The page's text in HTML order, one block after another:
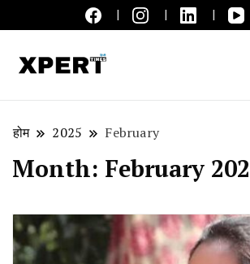
होम 2025 February
Month: February